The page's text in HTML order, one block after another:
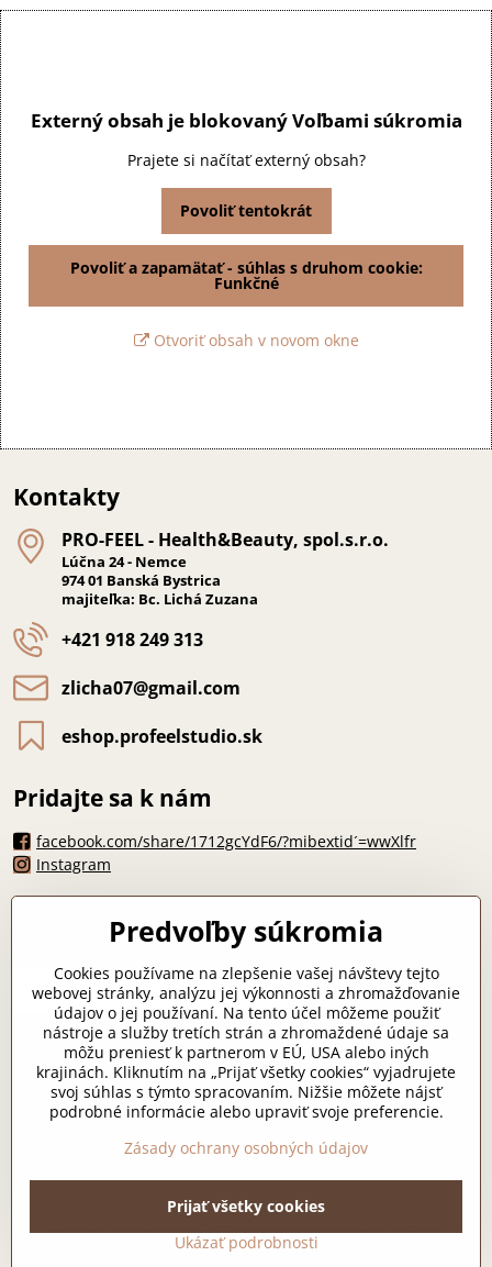
Externý obsah je blokovaný Voľbami súkromia
Prajete si načítať externý obsah?
Povoliť tentokrát
Povoliť a zapamätať - súhlas s druhom cookie:
Funkčné
Otvoriť obsah v novom okne
Kontakty
PRO-FEEL - Health&Beauty, spol​.s​.r​.o​.
Lúčna 24 - Nemce
974 01 Banská Bystrica
majiteľka: Bc. Lichá Zuzana
+421 918 249 313
zlicha07​@gmail​.com
eshop​.profeelstudio​.sk
Pridajte sa k nám
facebook.com/share/1712gcYdF6/?mibextid´=wwXlfr
Instagram
Máte otázku?
Odoslať
Všetko k nákupu
©2026Copyright
Predvoľby súkromiaZásady ochrany osobných údajov
Vytvorené pomocou:BiznisWeb.sk
Predvoľby súkromia
Cookies používame na zlepšenie vašej návštevy tejto
webovej stránky, analýzu jej výkonnosti a zhromažďovanie
údajov o jej používaní. Na tento účel môžeme použiť
nástroje a služby tretích strán a zhromaždené údaje sa
môžu preniesť k partnerom v EÚ, USA alebo iných
krajinách. Kliknutím na „Prijať všetky cookies“ vyjadrujete
svoj súhlas s týmto spracovaním. Nižšie môžete nájsť
podrobné informácie alebo upraviť svoje preferencie.
Zásady ochrany osobných údajov
Ukázať podrobnosti
Prijať všetky cookies